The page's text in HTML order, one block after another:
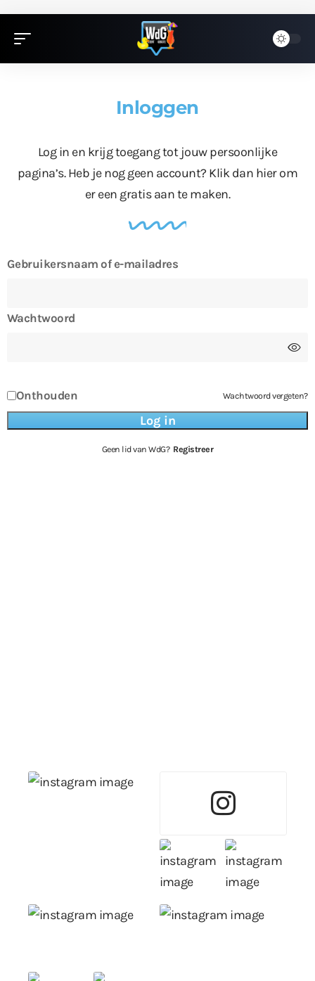
Inloggen
Log in en krijg toegang tot jouw persoonlijke
pagina’s. Heb je nog geen account? Klik dan hierom
er een gratis aan te maken.
Gebruikersnaam of e-mailadres
Wachtwoord
Onthouden Wachtwoord vergeten?
Geen lid van WdG? Registreer